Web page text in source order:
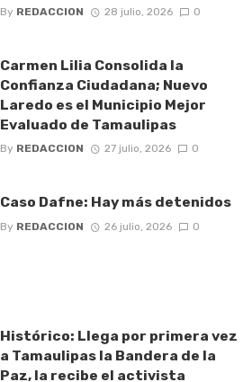
By REDACCION 28 julio, 2026 0
Carmen Lilia Consolida la
Confianza Ciudadana; Nuevo
Laredo es el Municipio Mejor
Evaluado de Tamaulipas
By REDACCION 27 julio, 2026 0
Caso Dafne: Hay más detenidos
By REDACCION 26 julio, 2026 0
Histórico: Llega por primera vez
a Tamaulipas la Bandera de la
Paz, la recibe el activista